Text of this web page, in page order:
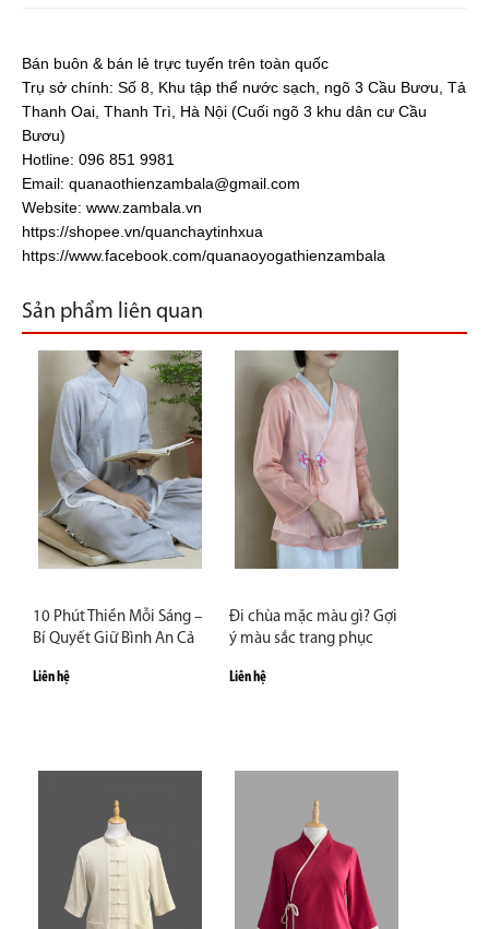
Bán buôn & bán lẻ trực tuyến trên toàn quốc
Trụ sở chính: Số 8, Khu tập thể nước sạch, ngõ 3 Cầu Bươu, Tả
Thanh Oai, Thanh Trì, Hà Nội (Cuối ngõ 3 khu dân cư Cầu
Bươu)
Hotline: 096 851 9981
Email: quanaothienzambala@gmail.com
Website: www.zambala.vn
https://shopee.vn/quanchaytinhxua
https://www.facebook.com/quanaoyogathienzambala
Sản phẩm liên quan
10 Phút Thiền Mỗi Sáng –
Bí Quyết Giữ Bình An Cả
Liên hệ
Đi chùa mặc màu gì? Gợi
ý màu sắc trang phục
lịch
Liên hệ